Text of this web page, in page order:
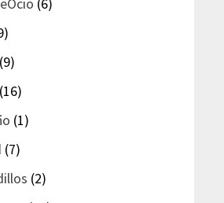
(9)
(16)
(1)
(7)
(2)